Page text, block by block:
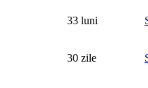
33 luni
30 zile